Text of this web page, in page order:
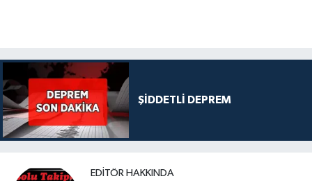
ŞİDDETLİ DEPREM
EDITÖR HAKKINDA